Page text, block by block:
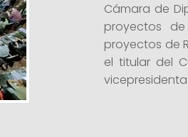
Cámara de
proyectos
proyectos de
el titular del